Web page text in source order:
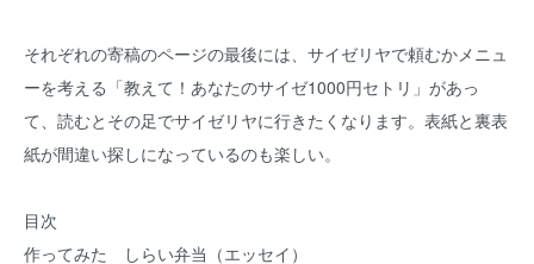
それぞれの寄稿のページの最後には、サイゼリヤで頼むかメニュ
ーを考える「教えて！あなたのサイゼ1000円セトリ」があっ
て、読むとその足でサイゼリヤに行きたくなります。表紙と裏表
紙が間違い探しになっているのも楽しい。
目次
作ってみた しらい弁当（エッセイ）